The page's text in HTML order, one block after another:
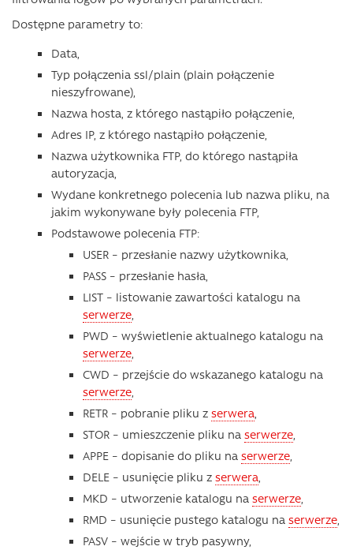
Dostępne parametry to:
Data,
Typ połączenia ssl/plain (plain połączenie
nieszyfrowane),
Nazwa hosta, z którego nastąpiło połączenie,
Adres IP, z którego nastąpiło połączenie,
Nazwa użytkownika FTP, do którego nastąpiła
autoryzacja,
Wydane konkretnego polecenia lub nazwa pliku, na
jakim wykonywane były polecenia FTP,
Podstawowe polecenia FTP:
USER – przesłanie nazwy użytkownika,
PASS – przesłanie hasła,
LIST – listowanie zawartości katalogu na
serwerze,
PWD – wyświetlenie aktualnego katalogu na
serwerze,
CWD – przejście do wskazanego katalogu na
serwerze,
RETR – pobranie pliku z serwera,
STOR – umieszczenie pliku na serwerze,
APPE – dopisanie do pliku na serwerze,
DELE – usunięcie pliku z serwera,
MKD – utworzenie katalogu na serwerze,
RMD – usunięcie pustego katalogu na serwerze,
PASV – wejście w tryb pasywny,